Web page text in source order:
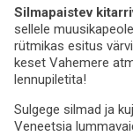
Silmapaistev
sellele
rütmikas esitus
keset Vahemere
lennupiletita!
Sulgege silmad ja
Veneetsia